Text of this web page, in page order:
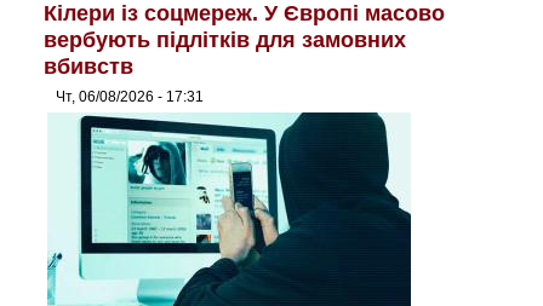
Кілери із соцмереж. У Європі масово
вербують підлітків для замовних
вбивств
Чт, 06/08/2026 - 17:31